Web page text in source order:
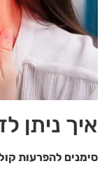
איך ניתן
סימנים להפרעות